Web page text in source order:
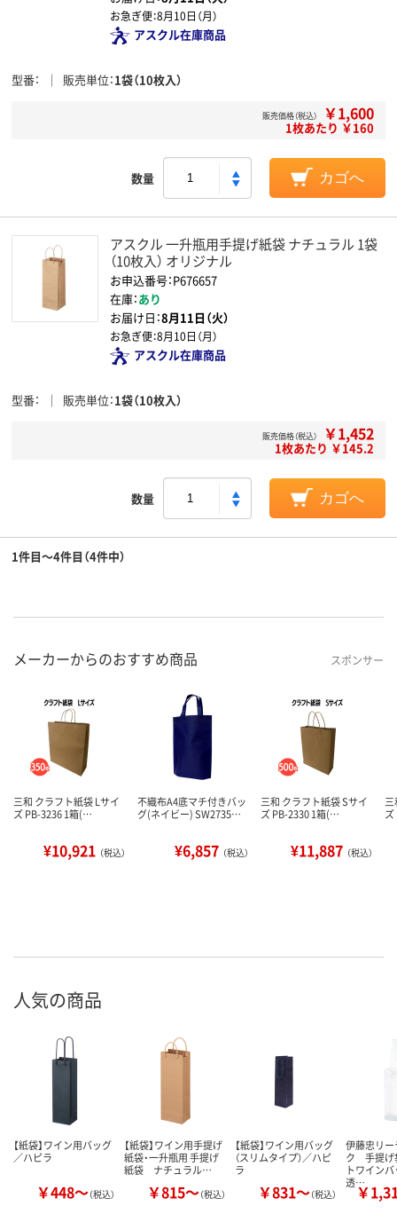
お急ぎ便：8月10日（月）
アスクル在庫商品
型番 販売単位 1袋（10枚入）
販売価格（税込） ￥1,600
1枚あたり ￥160
数量 カゴへ
アスクル 一升瓶用手提げ紙袋 ナチュラル 1袋
（10枚入） オリジナル
お申込番号：P676657
在庫：あり
お届け日：8月11日（火）
お急ぎ便：8月10日（月）
アスクル在庫商品
型番 販売単位 1袋（10枚入）
販売価格（税込） ￥1,452
1枚あたり ￥145.2
数量 カゴへ
1件目～4件目（4件中）
メーカーからのおすすめ商品 スポンサー
三和 クラフト紙袋 Lサイ
ズ PB-3236 1箱(…
¥10,921 （税込）
不織布A4底マチ付きバッ
グ(ネイビー) SW2735…
¥6,857 （税込）
三和 クラフト紙袋 Sサイ
ズ PB-2330 1箱(…
¥11,887 （税込）
三
人気の商品
【紙袋】ワイン用バッグ
／ハピラ
￥448～（税込）
【紙袋】ワイン用手提げ
紙袋・一升瓶用 手提げ
紙袋 ナチュラル…
￥815～（税込）
【紙袋】ワイン用バッグ
（スリムタイプ）／ハピ
ラ
￥831～（税込）
伊藤忠リ
ク 手提
トワイン
透…￥